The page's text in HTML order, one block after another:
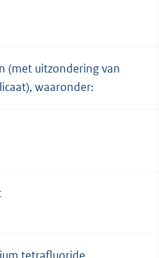
(met uitzondering van
waaronder: